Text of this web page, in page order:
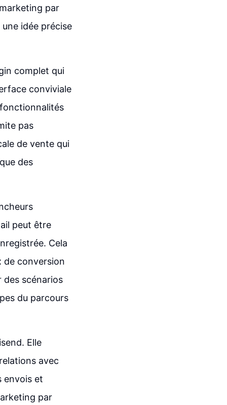
par
idée précise
complet qui
conviviale
pas
de vente qui
des
peut être
Cela
de conversion
des scénarios
du parcours
Elle
avec
envois et
par